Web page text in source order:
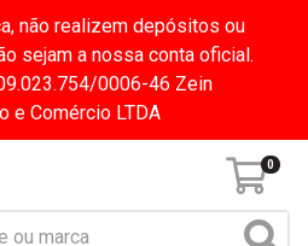
não realizem depósitos ou
sejam a nossa conta oficial.
0006-46 Zein
e Comércio LTDA
0